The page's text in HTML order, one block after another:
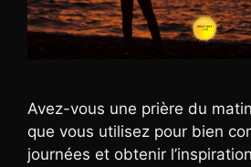
Avez-vous une prière du
que vous utilisez pour bien
journées et obtenir